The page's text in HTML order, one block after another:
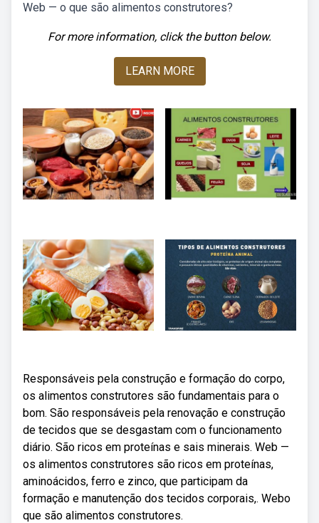
Web — o que são alimentos construtores?
For more information, click the button below.
LEARN MORE
Responsáveis pela construção e formação do corpo,
os alimentos construtores são fundamentais para o
bom. São responsáveis pela renovação e construção
de tecidos que se desgastam com o funcionamento
diário. São ricos em proteínas e sais minerais. Web —
os alimentos construtores são ricos em proteínas,
aminoácidos, ferro e zinco, que participam da
formação e manutenção dos tecidos corporais,. Webo
que são alimentos construtores.